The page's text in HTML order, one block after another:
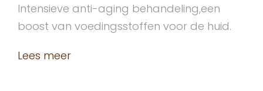
Intensieve anti-aging behandeling,een
boost van voedingsstoffen voor de huid.
Lees meer